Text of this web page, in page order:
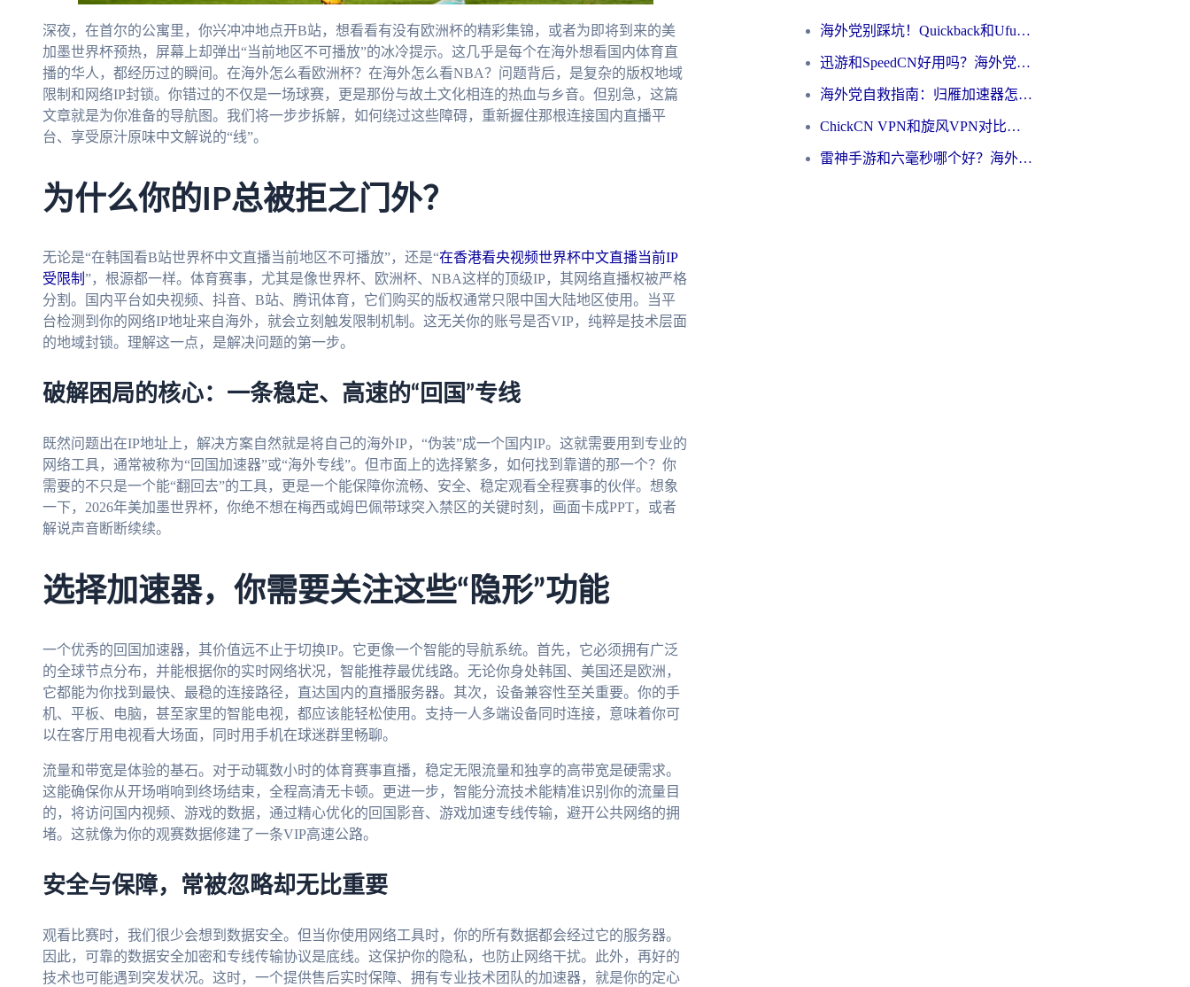
深夜，在首尔的公寓里，你兴冲冲地点开B站，想看看有没有欧洲杯的精彩集锦，或者为即将到来的美
加墨世界杯预热，屏幕上却弹出“当前地区不可播放”的冰冷提示。这几乎是每个在海外想看国内体育直
播的华人，都经历过的瞬间。在海外怎么看欧洲杯？在海外怎么看NBA？问题背后，是复杂的版权地域
限制和网络IP封锁。你错过的不仅是一场球赛，更是那份与故土文化相连的热血与乡音。但别急，这篇
文章就是为你准备的导航图。我们将一步步拆解，如何绕过这些障碍，重新握住那根连接国内直播平
台、享受原汁原味中文解说的“线”。
为什么你的IP总被拒之门外？
无论是“在韩国看B站世界杯中文直播当前地区不可播放”，还是“在香港看央视频世界杯中文直播当前IP
受限制 ”，根源都一样。体育赛事，尤其是像世界杯、欧洲杯、NBA这样的顶级IP，其网络直播权被严格
分割。国内平台如央视频、抖音、B站、腾讯体育，它们购买的版权通常只限中国大陆地区使用。当平
台检测到你的网络IP地址来自海外，就会立刻触发限制机制。这无关你的账号是否VIP，纯粹是技术层面
的地域封锁。理解这一点，是解决问题的第一步。
破解困局的核心：一条稳定、高速的“回国”专线
既然问题出在IP地址上，解决方案自然就是将自己的海外IP，“伪装”成一个国内IP。这就需要用到专业的
网络工具，通常被称为“回国加速器”或“海外专线”。但市面上的选择繁多，如何找到靠谱的那一个？你
需要的不只是一个能“翻回去”的工具，更是一个能保障你流畅、安全、稳定观看全程赛事的伙伴。想象
一下，2026年美加墨世界杯，你绝不想在梅西或姆巴佩带球突入禁区的关键时刻，画面卡成PPT，或者
解说声音断断续续。
选择加速器，你需要关注这些“隐形”功能
一个优秀的回国加速器，其价值远不止于切换IP。它更像一个智能的导航系统。首先，它必须拥有广泛
的全球节点分布，并能根据你的实时网络状况，智能推荐最优线路。无论你身处韩国、美国还是欧洲，
它都能为你找到最快、最稳的连接路径，直达国内的直播服务器。其次，设备兼容性至关重要。你的手
机、平板、电脑，甚至家里的智能电视，都应该能轻松使用。支持一人多端设备同时连接，意味着你可
以在客厅用电视看大场面，同时用手机在球迷群里畅聊。
流量和带宽是体验的基石。对于动辄数小时的体育赛事直播，稳定无限流量和独享的高带宽是硬需求。
这能确保你从开场哨响到终场结束，全程高清无卡顿。更进一步，智能分流技术能精准识别你的流量目
的，将访问国内视频、游戏的数据，通过精心优化的回国影音、游戏加速专线传输，避开公共网络的拥
堵。这就像为你的观赛数据修建了一条VIP高速公路。
安全与保障，常被忽略却无比重要
观看比赛时，我们很少会想到数据安全。但当你使用网络工具时，你的所有数据都会经过它的服务器。
因此，可靠的数据安全加密和专线传输协议是底线。这保护你的隐私，也防止网络干扰。此外，再好的
技术也可能遇到突发状况。这时，一个提供售后实时保障、拥有专业技术团队的加速器，就是你的定心
海外党别踩坑！Quickback和UfunR好用吗？选对回国加速器才能无缝刷国内资源
迅游和SpeedCN好用吗？海外党如何破解那道看不见的墙
海外党自救指南：归雁加速器怎么样？教你避开坑实现国内资源无缝访问
ChickCN VPN和旋风VPN对比哪个回国效果更好？海外用户的选择困境与出路
雷神手游和六毫秒哪个好？海外党如何真正解锁国内资源